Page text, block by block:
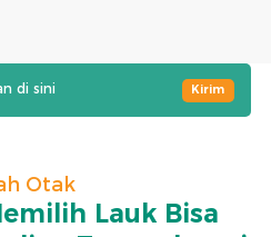
di sini Kirim
Otak
Lauk Bisa